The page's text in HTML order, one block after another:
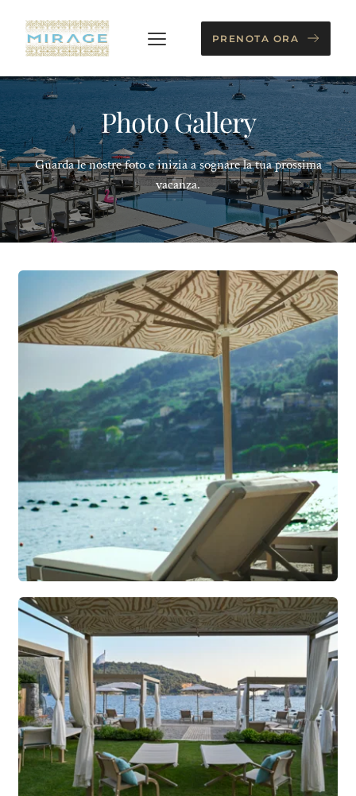
PRENOTA ORA
Photo Gallery
Guarda le nostre foto e inizia a sognare la tua prossima
vacanza.